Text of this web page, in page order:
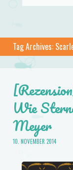
Tag Archives:
Wie
Meyer
10. NOVEMBER 2014